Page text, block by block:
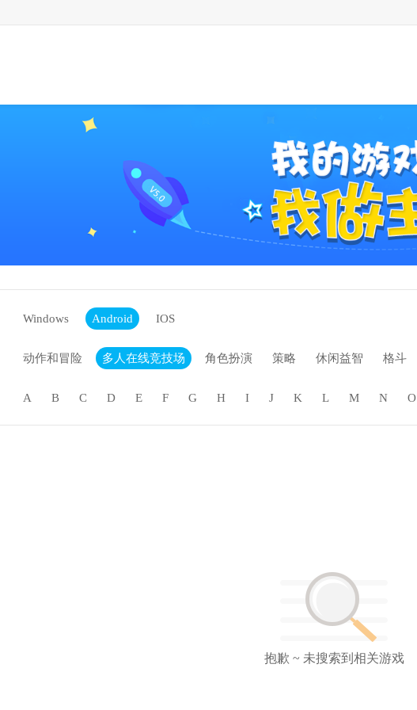
Windows Android IOS
动作和冒险 多人在线竞技场 角色扮演 策略 休闲益智 格斗
A B C D E F G H I J K L M N O
抱歉 ~ 未搜索到相关游戏